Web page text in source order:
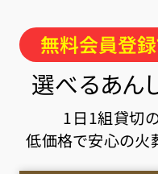
無料会員登
選べるあん
1日1組貸切
低価格で安心の火